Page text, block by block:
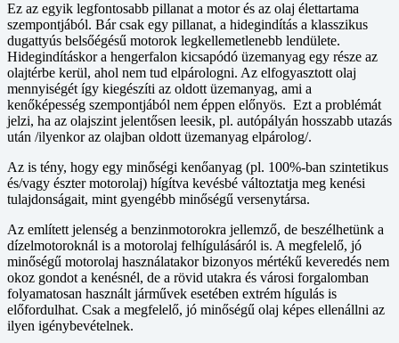
Ez az egyik legfontosabb pillanat a motor és az olaj élettartama
szempontjából. Bár csak egy pillanat, a hidegindítás a klasszikus
dugattyús belsőégésű motorok legkellemetlenebb lendülete.
Hidegindításkor a hengerfalon kicsapódó üzemanyag egy része az
olajtérbe kerül, ahol nem tud elpárologni. Az elfogyasztott olaj
mennyiségét így kiegészíti az oldott üzemanyag, ami a
kenőképesség szempontjából nem éppen előnyös. Ezt a problémát
jelzi, ha az olajszint jelentősen leesik, pl. autópályán hosszabb utazás
után /ilyenkor az olajban oldott üzemanyag elpárolog/.
Az is tény, hogy egy minőségi kenőanyag (pl. 100%-ban szintetikus
és/vagy észter motorolaj) hígítva kevésbé változtatja meg kenési
tulajdonságait, mint gyengébb minőségű versenytársa.
Az említett jelenség a benzinmotorokra jellemző, de beszélhetünk a
dízelmotoroknál is a motorolaj felhígulásáról is. A megfelelő, jó
minőségű motorolaj használatakor bizonyos mértékű keveredés nem
okoz gondot a kenésnél, de a rövid utakra és városi forgalomban
folyamatosan használt járművek esetében extrém hígulás is
előfordulhat. Csak a megfelelő, jó minőségű olaj képes ellenállni az
ilyen igénybevételnek.